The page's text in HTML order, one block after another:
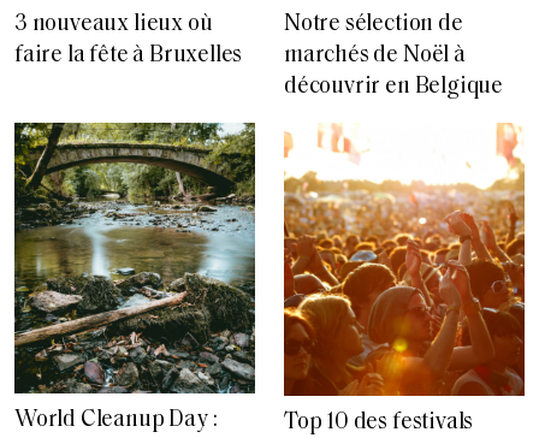
3 nouveaux lieux où
faire la fête à Bruxelles
Notre sélection de
marchés de Noël à
découvrir en Belgique
World Cleanup Day :
Top 10 des festivals